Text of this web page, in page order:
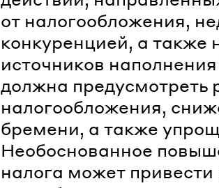
от налогообложения,
конкуренцией, а также
источников
должна предусмотреть
налогообложения,
бремени, а также
Необоснованное
налога может